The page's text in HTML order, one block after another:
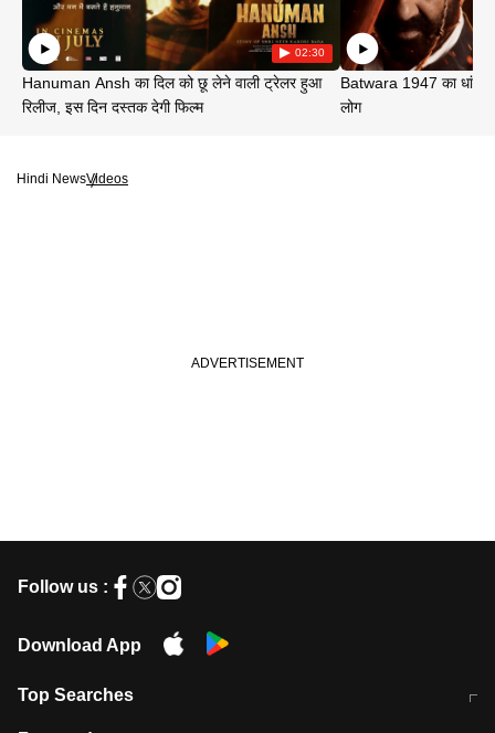
02:30
Hanuman Ansh का दिल को छू लेने वाली ट्रेलर हुआ
रिलीज, इस दिन दस्तक देगी फिल्म
Batwara 1947 का धांसू
लोग
Hindi NewsVideos
Follow us :
Download App
Top Searches